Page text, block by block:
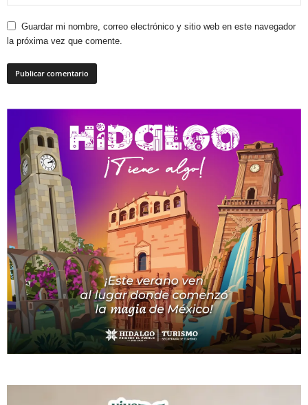
Guardar mi nombre, correo electrónico y sitio web en este navegador
la próxima vez que comente.